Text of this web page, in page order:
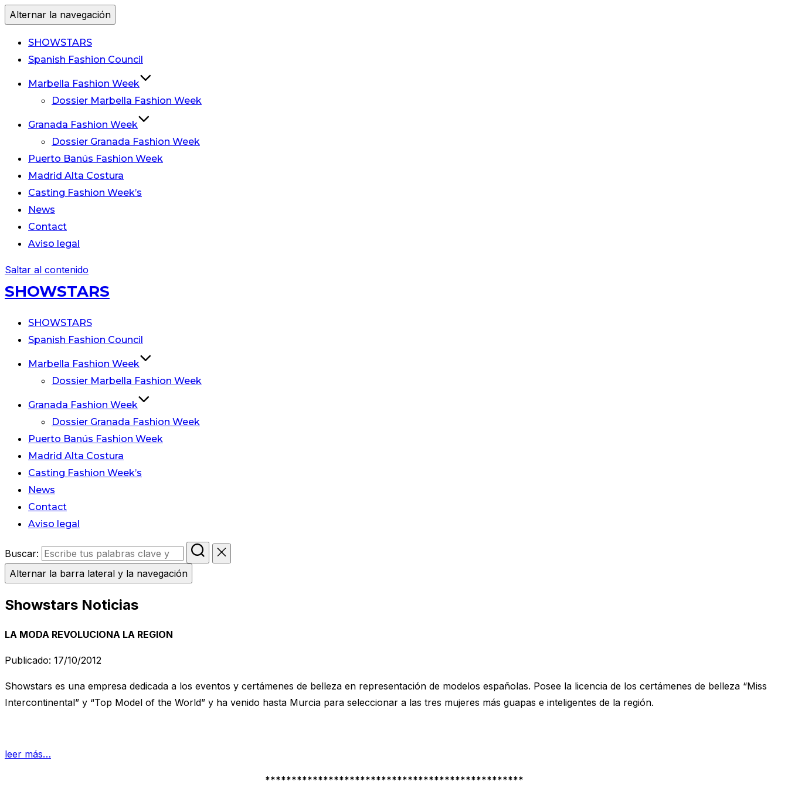
Alternar la navegación
SHOWSTARS
Spanish Fashion Council
Marbella Fashion Week
Dossier Marbella Fashion Week
Granada Fashion Week
Dossier Granada Fashion Week
Puerto Banús Fashion Week
Madrid Alta Costura
Casting Fashion Week’s
News
Contact
Aviso legal
Saltar al contenido
SHOWSTARS
SHOWSTARS
Spanish Fashion Council
Marbella Fashion Week
Dossier Marbella Fashion Week
Granada Fashion Week
Dossier Granada Fashion Week
Puerto Banús Fashion Week
Madrid Alta Costura
Casting Fashion Week’s
News
Contact
Aviso legal
Buscar:
Alternar la barra lateral y la navegación
Showstars Noticias
LA MODA REVOLUCIONA LA REGION
Publicado: 17/10/2012
Showstars es una empresa dedicada a los eventos y certámenes de belleza en representación de modelos españolas. Posee la licencia de los certámenes de belleza “Miss
Intercontinental” y “Top Model of the World” y ha venido hasta Murcia para seleccionar a las tres mujeres más guapas e inteligentes de la región.
leer más…
*************************************************